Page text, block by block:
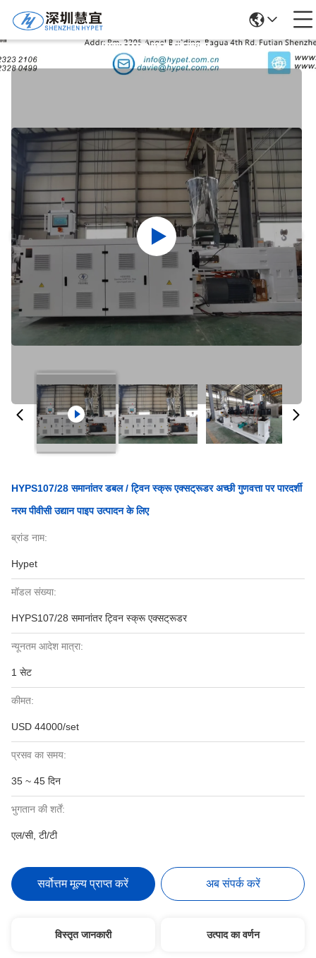
उत्पादों का विवरण
HYPS107/28 समानांतर डबल / ट्विन स्क्रू एक्सट्रूडर अच्छी गुणवत्ता पर पारदर्शी
नरम पीवीसी उद्यान पाइप उत्पादन के लिए
ब्रांड नाम:
Hypet
मॉडल संख्या:
HYPS107/28 समानांतर ट्विन स्क्रू एक्सट्रूडर
न्यूनतम आदेश मात्रा:
1 सेट
कीमत:
USD 44000/set
प्रसव का समय:
35 ~ 45 दिन
भुगतान की शर्तें:
एल/सी, टी/टी
सर्वोत्तम मूल्य प्राप्त करें अब संपर्क करें
विस्तृत जानकारी उत्पाद का वर्णन